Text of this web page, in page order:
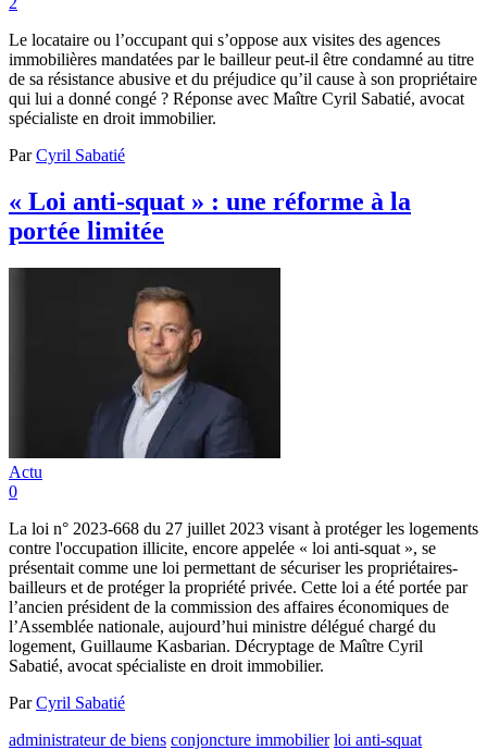
Le locataire ou l’occupant qui s’oppose aux visites des agences
immobilières mandatées par le bailleur peut-il être condamné au titre
de sa résistance abusive et du préjudice qu’il cause à son propriétaire
qui lui a donné congé ? Réponse avec Maître Cyril Sabatié, avocat
spécialiste en droit immobilier.
ParCyril Sabatié
« Loi anti-squat » : une réforme à la
portée limitée
Actu
0
La loi n° 2023-668 du 27 juillet 2023 visant à protéger les logements
contre l'occupation illicite, encore appelée « loi anti-squat », se
présentait comme une loi permettant de sécuriser les propriétaires-
bailleurs et de protéger la propriété privée. Cette loi a été portée par
l’ancien président de la commission des affaires économiques de
l’Assemblée nationale, aujourd’hui ministre délégué chargé du
logement, Guillaume Kasbarian. Décryptage de Maître Cyril
Sabatié, avocat spécialiste en droit immobilier.
ParCyril Sabatié
administrateur de biens conjoncture immobilier loi anti-squat